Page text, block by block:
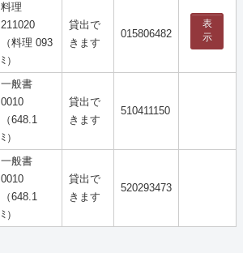
料理
211020
（料理 093
ﾐ）
貸出で
きます
015806482
表
示
一般書
0010
（648.1
ﾐ）
貸出で
きます
510411150
一般書
0010
（648.1
ﾐ）
貸出で
きます
520293473